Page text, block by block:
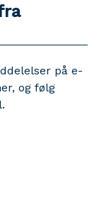
på e-
og følg